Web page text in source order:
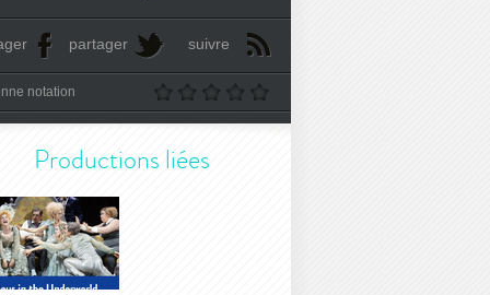
partager suivre
notation
Productions liées